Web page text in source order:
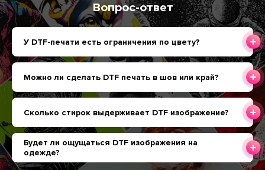
Вопрос-ответ
У DTF-печати есть ограничения по цвету?
Можно ли сделать DTF печать в шов или край?
Сколько стирок выдерживает DTF изображение?
Будет ли ощущаться DTF изображения на
одежде?